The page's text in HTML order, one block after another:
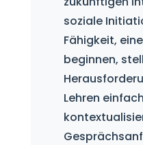
soziale
Fähigkeit,
beginnen,
Lehren